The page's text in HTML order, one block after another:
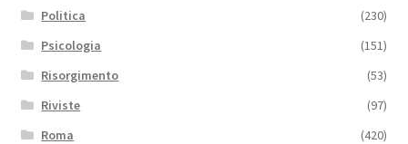
Politica
(230)
Psicologia
(151)
Risorgimento
(53)
Riviste
(97)
Roma
(420)